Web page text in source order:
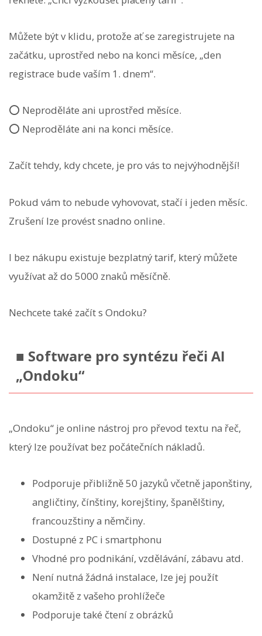
Můžete být v klidu, protože ať se zaregistrujete na
začátku, uprostřed nebo na konci měsíce, „den
registrace bude vaším 1. dnem“.
⭕️ Neproděláte ani uprostřed měsíce.
⭕️ Neproděláte ani na konci měsíce.
Začít tehdy, kdy chcete, je pro vás to nejvýhodnější!
Pokud vám to nebude vyhovovat, stačí i jeden měsíc.
Zrušení lze provést snadno online.
I bez nákupu existuje bezplatný tarif, který můžete
využívat až do 5000 znaků měsíčně.
Nechcete také začít s Ondoku?
■ Software pro syntézu řeči AI
„Ondoku“
„Ondoku“ je online nástroj pro převod textu na řeč,
který lze používat bez počátečních nákladů.
Podporuje přibližně 50 jazyků včetně japonštiny,
angličtiny, čínštiny, korejštiny, španělštiny,
francouzštiny a němčiny.
Dostupné z PC i smartphonu
Vhodné pro podnikání, vzdělávání, zábavu atd.
Není nutná žádná instalace, lze jej použít
okamžitě z vašeho prohlížeče
Podporuje také čtení z obrázků